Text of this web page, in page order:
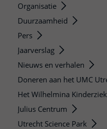
Organisatie
Duurzaamheid
Pers
Jaarverslag
Nieuws en verhalen
Doneren aan het UMC
Het Wilhelmina
Julius Centrum
Utrecht Science Park